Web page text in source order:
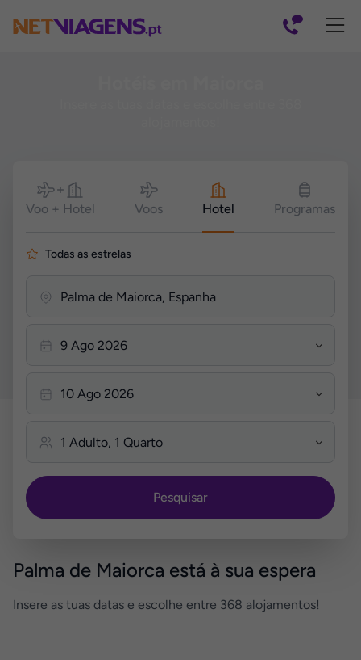
Pesquisar
Voo + Hotel Voos Hotel Programas
Todas as estrelas
Pesquisar
Palma de Maiorca está à sua espera
Insere as tuas datas e escolhe entre 368 alojamentos!